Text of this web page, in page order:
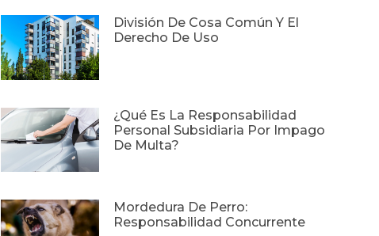
División De Cosa Común Y El
Derecho De Uso
¿Qué Es La Responsabilidad
Personal Subsidiaria Por Impago
De Multa?
Mordedura De Perro:
Responsabilidad Concurrente